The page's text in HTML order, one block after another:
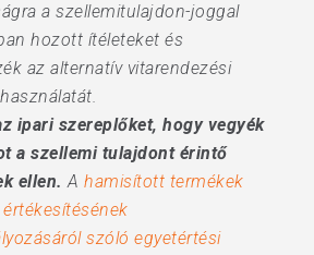
a szellemitulajdon-joggal
hozott ítéleteket és
az alternatív vitarendezési
ipari szereplőket, hogy vegyék
a szellemi tulajdont érintő
ellen. Ahamisított termékek
szóló egyetértési